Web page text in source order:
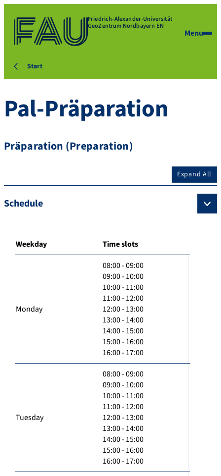
Friedrich-Alexander-Universität
GeoZentrum Nordbayern EN
Menu
Start
Pal-Präparation
Präparation (Preparation)
Expand All
Schedule
Weekday Time slots
Monday
08:00 - 09:00
09:00 - 10:00
10:00 - 11:00
11:00 - 12:00
12:00 - 13:00
13:00 - 14:00
14:00 - 15:00
15:00 - 16:00
16:00 - 17:00
Tuesday
08:00 - 09:00
09:00 - 10:00
10:00 - 11:00
11:00 - 12:00
12:00 - 13:00
13:00 - 14:00
14:00 - 15:00
15:00 - 16:00
16:00 - 17:00